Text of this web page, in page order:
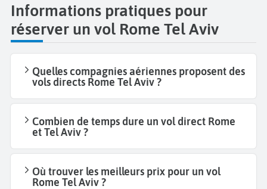
Informations pratiques pour
réserver un vol Rome Tel Aviv
Quelles compagnies aériennes proposent des
vols directs Rome Tel Aviv ?
Combien de temps dure un vol direct Rome
et Tel Aviv ?
Où trouver les meilleurs prix pour un vol
Rome Tel Aviv ?